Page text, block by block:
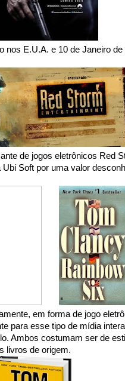
nos E.U.A. e 10 de Janeiro de
de jogos eletrônicos Red
Soft por uma valor
em forma de jogo
para esse tipo de mídia
Ambos costumam ser de
livros de origem.